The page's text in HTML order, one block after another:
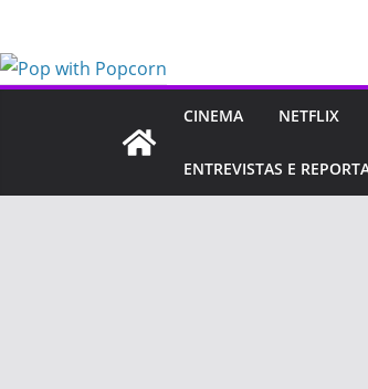
o
CINEMA NETFLIX
ENTREVISTAS E